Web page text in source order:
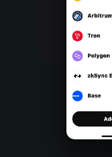
Bahasa Indonesia
Português (Brasil)
Español